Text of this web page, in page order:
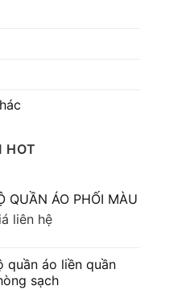
HOT
QUẦN ÁO PHỐI MÀU
liên hệ
quần áo liền quần
sạch